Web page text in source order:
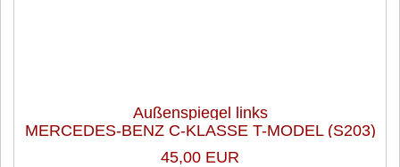
Außenspiegel links
MERCEDES-BENZ C-KLASSE T-MODEL (S203)
C 180 KOMPRESSOR
45,00 EUR